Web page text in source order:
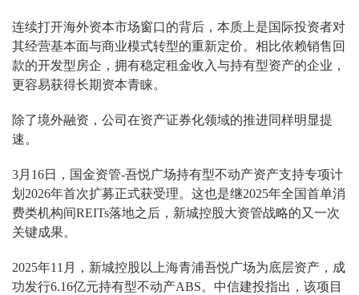
连续打开海外资本市场窗口的背后，本质上是国际投资者对
其经营基本面与商业模式转型的重新定价。相比依赖销售回
款的开发型房企，拥有稳定租金收入与持有型资产的企业，
更容易获得长期资本青睐。
除了境外融资，公司在资产证券化领域的推进同样明显提
速。
3月16日，国金资管-吾悦广场持有型不动产资产支持专项计
划2026年首次扩募正式获受理。这也是继2025年全国首单消
费类机构间REITs落地之后，新城控股大资管战略的又一次
关键成果。
2025年11月，新城控股以上海青浦吾悦广场为底层资产，成
功发行6.16亿元持有型不动产ABS。中信建投指出，该项目